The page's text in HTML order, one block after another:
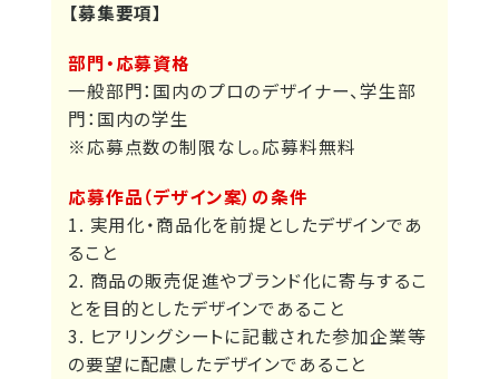
【募集要項】
部門・応募資格
一般部門：国内のプロのデザイナー、学生部
門：国内の学生
※応募点数の制限なし。応募料無料
応募作品（デザイン案）の条件
1. 実用化・商品化を前提としたデザインであ
ること
2. 商品の販売促進やブランド化に寄与するこ
とを目的としたデザインであること
3. ヒアリングシートに記載された参加企業等
の要望に配慮したデザインであること